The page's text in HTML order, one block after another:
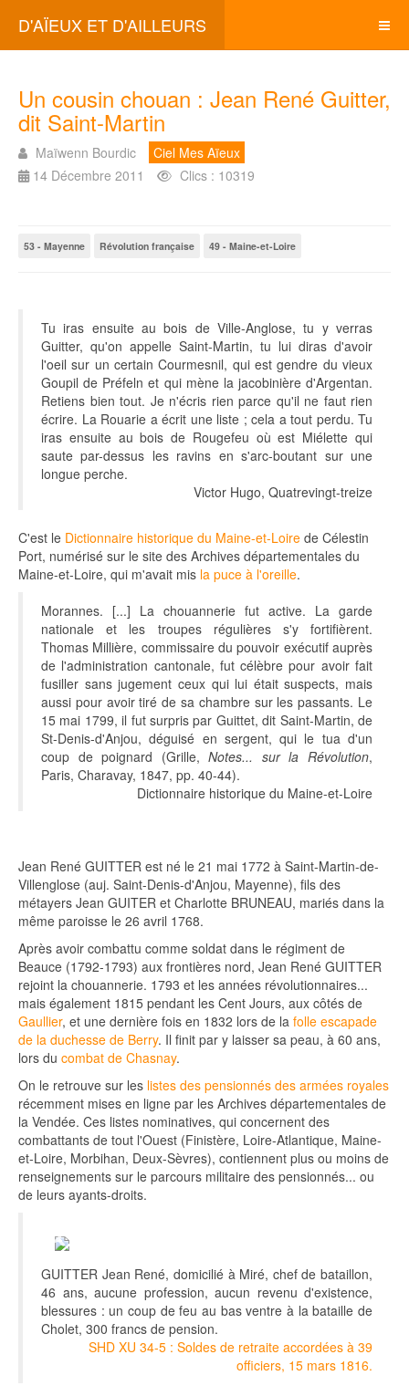
D'AÏEUX ET D'AILLEURS
Un cousin chouan : Jean René Guitter,
dit Saint-Martin
Maïwenn Bourdic
Ciel Mes Aïeux
14 Décembre 2011
Clics : 10319
53 - Mayenne Révolution française 49 - Maine-et-Loire
Tu iras ensuite au bois de Ville-Anglose, tu y verras
Guitter, qu'on appelle Saint-Martin, tu lui diras d'avoir
l'oeil sur un certain Courmesnil, qui est gendre du vieux
Goupil de Préfeln et qui mène la jacobinière d'Argentan.
Retiens bien tout. Je n'écris rien parce qu'il ne faut rien
écrire. La Rouarie a écrit une liste ; cela a tout perdu. Tu
iras ensuite au bois de Rougefeu où est Miélette qui
saute par-dessus les ravins en s'arc-boutant sur une
longue perche.
Victor Hugo, Quatrevingt-treize
C'est le Dictionnaire historique du Maine-et-Loire de Célestin
Port, numérisé sur le site des Archives départementales du
Maine-et-Loire, qui m'avait mis la puce à l'oreille.
Morannes. [...] La chouannerie fut active. La garde
nationale et les troupes régulières s'y fortifièrent.
Thomas Millière, commissaire du pouvoir exécutif auprès
de l'administration cantonale, fut célèbre pour avoir fait
fusiller sans jugement ceux qui lui était suspects, mais
aussi pour avoir tiré de sa chambre sur les passants. Le
15 mai 1799, il fut surpris par Guittet, dit Saint-Martin, de
St-Denis-d'Anjou, déguisé en sergent, qui le tua d'un
coup de poignard (Grille,Notes... sur la Révolution,
Paris, Charavay, 1847, pp. 40-44).
Dictionnaire historique du Maine-et-Loire
Jean René GUITTER est né le 21 mai 1772 à Saint-Martin-de-
Villenglose (auj. Saint-Denis-d'Anjou, Mayenne), fils des
métayers Jean GUITER et Charlotte BRUNEAU, mariés dans la
même paroisse le 26 avril 1768.
Après avoir combattu comme soldat dans le régiment de
Beauce (1792-1793) aux frontières nord, Jean René GUITTER
rejoint la chouannerie. 1793 et les années révolutionnaires...
mais également 1815 pendant les Cent Jours, aux côtés de
Gaullier, et une dernière fois en 1832 lors de la folle escapade
de la duchesse de Berry. Il finit par y laisser sa peau, à 60 ans,
lors du combat de Chasnay.
On le retrouve sur les listes des pensionnés des armées royales
récemment mises en ligne par les Archives départementales de
la Vendée. Ces listes nominatives, qui concernent des
combattants de tout l'Ouest (Finistère, Loire-Atlantique, Maine-
et-Loire, Morbihan, Deux-Sèvres), contiennent plus ou moins de
renseignements sur le parcours militaire des pensionnés... ou
de leurs ayants-droits.
GUITTER Jean René, domicilié à Miré, chef de bataillon,
46 ans, aucune profession, aucun revenu d'existence,
blessures : un coup de feu au bas ventre à la bataille de
Cholet, 300 francs de pension.
SHD XU 34-5 : Soldes de retraite accordées à 39
officiers, 15 mars 1816.